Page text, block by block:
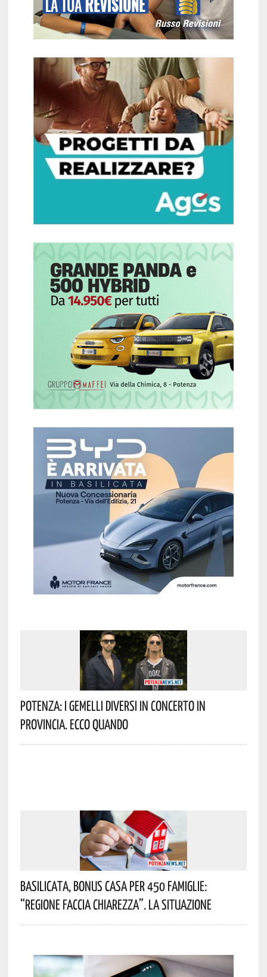
Potenza: I Gemelli DiVersi In Concerto In
Provincia. Ecco Quando
Basilicata, Bonus Casa Per 450 Famiglie:
“Regione Faccia Chiarezza”. La Situazione